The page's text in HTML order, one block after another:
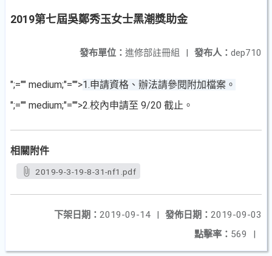
2019第七屆吳鄭秀玉女士黑潮獎助金
發布人： dep710
發布單位： 進修部註冊組 |
";="" medium;"="">1.申請資格、辦法請參閱附加檔案。
";="" medium;"="">2.校內申請至 9/20 截止。
相關附件
2019-9-3-19-8-31-nf1.pdf
發佈日期： 2019-09-03
下架日期： 2019-09-14
|
點擊率： 569 |